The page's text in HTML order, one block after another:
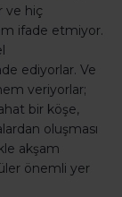
ve hiç
ifade etmiyor.
ediyorlar. Ve
veriyorlar;
bir köşe,
oluşması
akşam
önemli yer